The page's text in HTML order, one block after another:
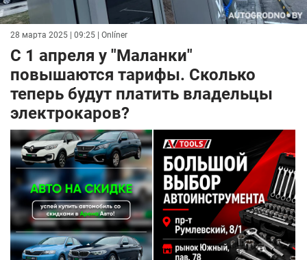
28 марта 2025 | 09:25 | Onlíner
С 1 апреля у "Маланки"
повышаются тарифы. Сколько
теперь будут платить владельцы
электрокаров?